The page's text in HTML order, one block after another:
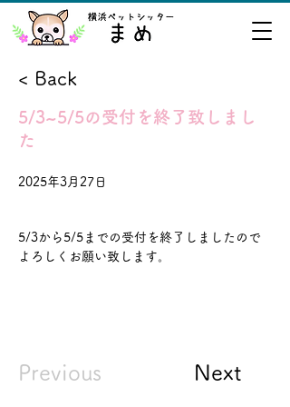
< Back
5/3~5/5の受付を終了致しまし
た
2025年3月27日
5/3から5/5までの受付を終了しましたので
よろしくお願い致します。
Previous Next